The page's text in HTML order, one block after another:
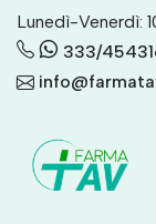
Lunedì-Venerdì:
333/